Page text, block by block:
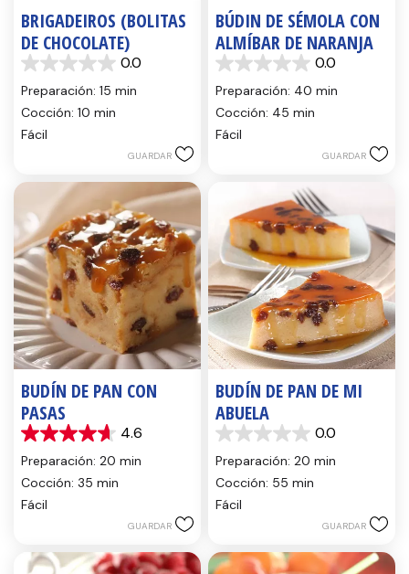
BRIGADEIROS (BOLITAS
DE CHOCOLATE)
0.0
0.0
de
estrellas.
Preparación: 15 min
Cocción: 10 min
Fácil
GUARDAR
BÚDIN DE SÉMOLA CON
ALMÍBAR DE NARANJA
0.0
0.0
de
estrellas.
Preparación: 40 min
Cocción: 45 min
Fácil
GUARDAR
BUDÍN DE PAN CON
PASAS
4.6
4.6
de
estrellas.
14
Preparación: 20 min
Cocción: 35 min
Fácil
GUARDAR
BUDÍN DE PAN DE MI
ABUELA
0.0
0.0
de
estrellas.
Preparación: 20 min
Cocción: 55 min
Fácil
GUARDAR